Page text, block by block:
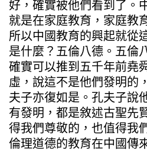
好，確實被他們看到了。
就是在家庭教育，家庭教
所以中國教育的興起就從
是什麼？五倫八德。五倫
確實可以推到五千年前堯
虛，說這不是他們發明的
夫子亦復如是。孔夫子說
有發明，都是敘述古聖先
得我們尊敬的，也值得我
倫理道德的教育在中國傳